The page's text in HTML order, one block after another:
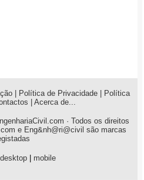
Política de Privacidade
Política
Acerca de...
· Todos os direitos
e Eng&nh@ri@civil são marcas
desktop| mobile